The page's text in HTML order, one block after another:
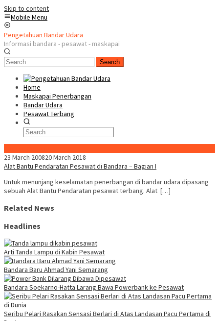
Skip to content
Mobile Menu
Pengetahuan Bandar Udara
Informasi bandara - pesawat - maskapai
Search
Home
Maskapai Penerbangan
Bandar Udara
Pesawat Terbang
23 March 200820 March 2018
Alat Bantu Pendaratan Pesawat di Bandara – Bagian I
Untuk menunjang keselamatan penerbangan di bandar udara dipasang
sebuah Alat Bantu Pendaratan pesawat terbang. Alat […]
Related News
Headlines
Arti Tanda Lampu di Kabin Pesawat
Bandara Baru Ahmad Yani Semarang
Bandara Soekarno-Hatta Larang Bawa Powerbank ke Pesawat
Seribu Pelari Rasakan Sensasi Berlari di Atas Landasan Pacu Pertama di